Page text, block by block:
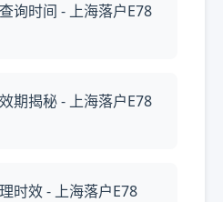
询时间 - 上海落户E78
期揭秘 - 上海落户E78
时效 - 上海落户E78